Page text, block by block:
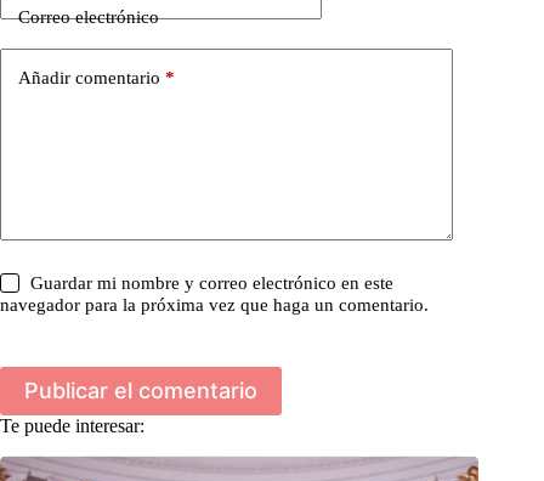
Correo electrónico
Añadir comentario *
Guardar mi nombre y correo electrónico en este
navegador para la próxima vez que haga un comentario.
Publicar el comentario
Te puede interesar: